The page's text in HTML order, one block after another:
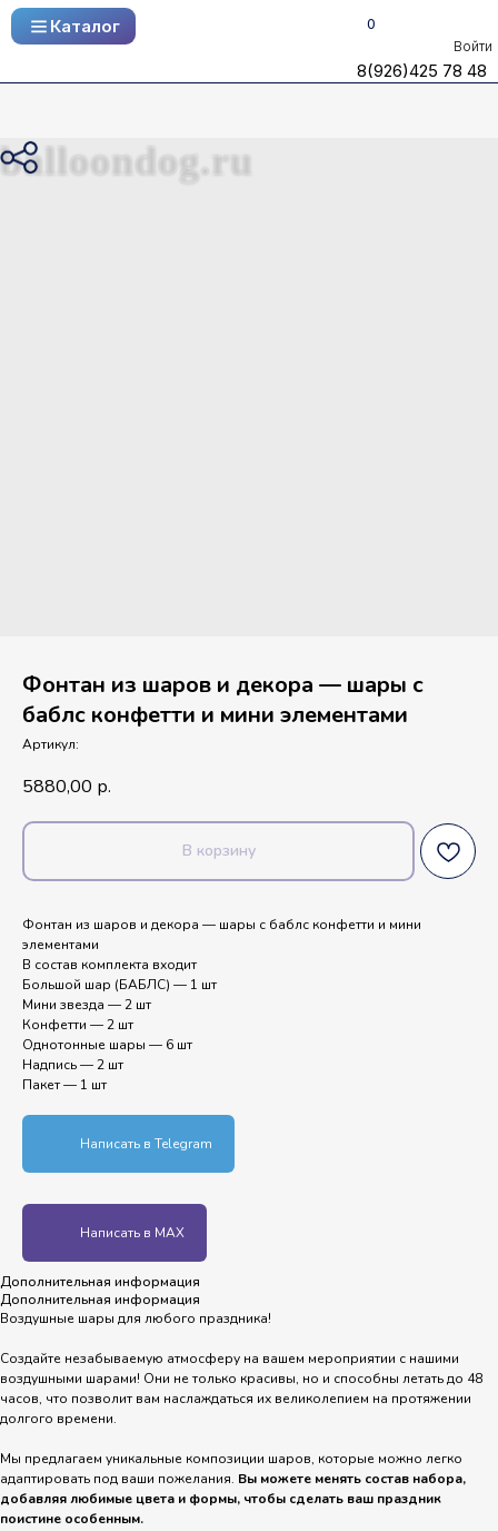
Каталог
Войти
0
8(926)425 78 48
Каталог
8(926)425 78 48
balloondog.ru
Фонтан из шаров и декора — шары с
баблс конфетти и мини элементами
Артикул:
5880,00 р.
В корзину
Фонтан из шаров и декора — шары с баблс конфетти и мини
элементами
В состав комплекта входит
Большой шар (БАБЛС) — 1 шт
Мини звезда — 2 шт
Конфетти — 2 шт
Однотонные шары — 6 шт
Надпись — 2 шт
Пакет — 1 шт
Написать в Telegram
Написать в MAX
Дополнительная информация
Дополнительная информация
Воздушные шары для любого праздника!
Создайте незабываемую атмосферу на вашем мероприятии с нашими
воздушными шарами! Они не только красивы, но и способны летать до 48
часов, что позволит вам наслаждаться их великолепием на протяжении
долгого времени.
Мы предлагаем уникальные композиции шаров, которые можно легко
адаптировать под ваши пожелания. Вы можете менять состав набора,
добавляя любимые цвета и формы, чтобы сделать ваш праздник
поистине особенным.